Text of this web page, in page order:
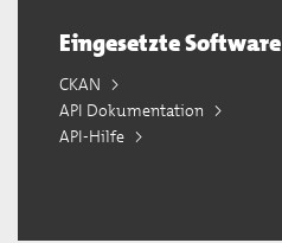
Eingesetzte Software
CKAN
API Dokumentation
API-Hilfe